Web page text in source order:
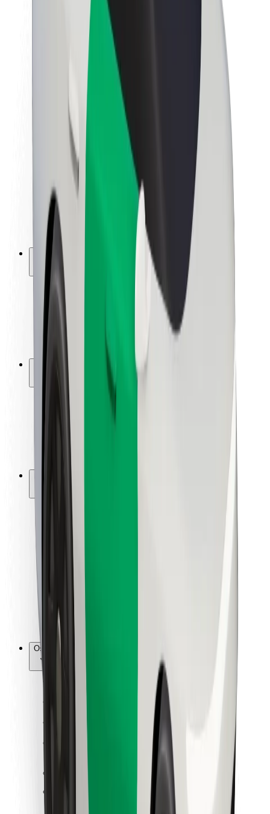
O platformi Bolt
Održivost uz Bolt
Projekt nula
Smjernice za brend
Misija
Odnosi s investitorima
Vodstvo
Brend
Mediji
Urban Fund
Sigurnost
Sigurnost korisnika
Sigurnost vozača
Sigurnost na romobilu
Sigurnosni laboratorij
Lokacije
Gradska rješenja
Zračne luke
Za korisnike
Za vozače
Bolt Food
Za vlasnike flota
Za restorane
Bolt for Business
Ostalo
Dobavljači
Zatraži vožnju i putuj kroz nekoliko minuta!
Preuzmi aplikaciju Bolt